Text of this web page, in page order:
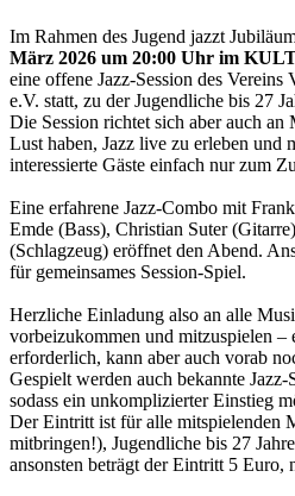
Im Rahmen des Jugend jazzt
März 2026 um 20:00 Uhr im
eine offene Jazz-Session des Vereins
e.V. statt, zu der Jugendliche bis 27
Die Session richtet sich aber auch
Lust haben, Jazz live zu erleben und
interessierte Gäste einfach nur zum
Eine erfahrene Jazz-Combo mit
Emde (Bass), Christian Suter
(Schlagzeug) eröffnet den Abend.
für gemeinsames Session-Spiel.
Herzliche Einladung also an alle
vorbeizukommen und mitzuspielen –
erforderlich, kann aber auch vorab
Gespielt werden auch bekannte Jazz-
sodass ein unkomplizierter Einstieg
Der Eintritt ist für alle mitspielenden
mitbringen!), Jugendliche bis 27
ansonsten beträgt der Eintritt 5 Euro,